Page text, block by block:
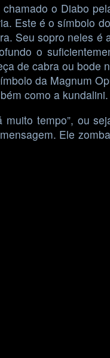
o Diabo
Este é o símbolo
Seu sopro neles é
o
de cabra ou bode
da Magnum
como a kundalini.
tempo”, ou
Ele